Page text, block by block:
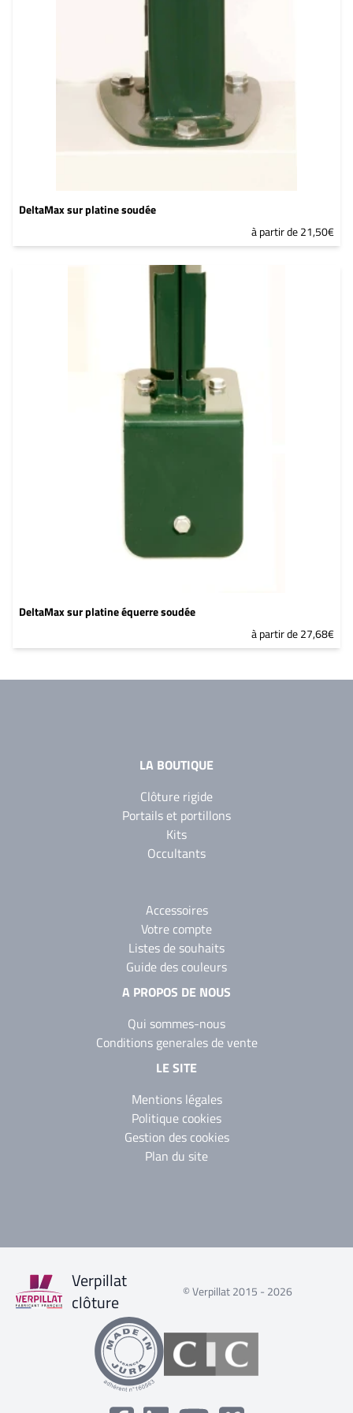
DeltaMax sur platine soudée
à partir de 21,50€
DeltaMax sur platine équerre soudée
à partir de 27,68€
LA BOUTIQUE
Clôture rigide
Portails et portillons
Kits
Occultants
Accessoires
Votre compte
Listes de souhaits
Guide des couleurs
A PROPOS DE NOUS
Qui sommes-nous
Conditions generales de vente
LE SITE
Mentions légales
Politique cookies
Gestion des cookies
Plan du site
Verpillat
clôture
© Verpillat 2015 - 2026